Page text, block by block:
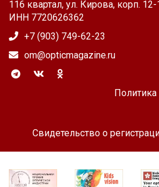
116 квартал, ул. Кирова, корп.
ИНН 7720626362
+7 (903) 749-62-23
om@opticmagazine.ru
Свидетельство о